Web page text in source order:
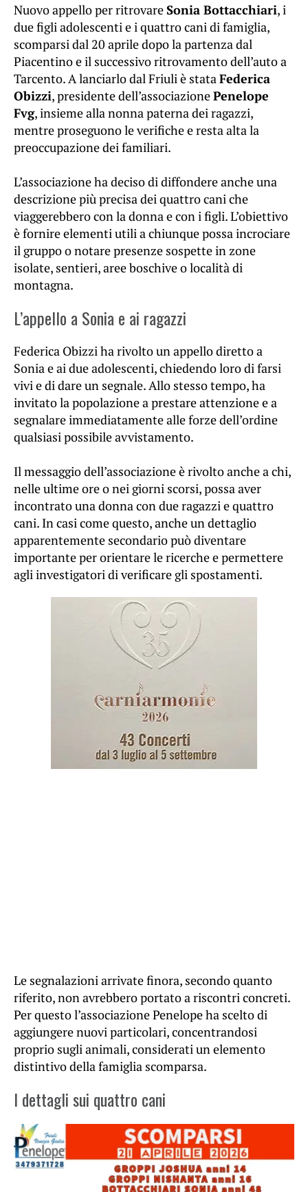
Nuovo appello per ritrovareSonia Bottacchiari, i
due figli adolescenti e i quattro cani di famiglia,
scomparsi dal 20 aprile dopo la partenza dal
Piacentino e il successivo ritrovamento dell’auto a
Tarcento. A lanciarlo dal Friuli è stata Federica
Obizzi, presidente dell’associazionePenelope
Fvg, insieme alla nonna paterna dei ragazzi,
mentre proseguono le verifiche e resta alta la
preoccupazione dei familiari.
L’associazione ha deciso di diffondere anche una
descrizione più precisa dei quattro cani che
viaggerebbero con la donna e con i figli. L’obiettivo
è fornire elementi utili a chiunque possa incrociare
il gruppo o notare presenze sospette in zone
isolate, sentieri, aree boschive o località di
montagna.
L’appello a Sonia e ai ragazzi
Federica Obizzi ha rivolto un appello diretto a
Sonia e ai due adolescenti, chiedendo loro di farsi
vivi e di dare un segnale. Allo stesso tempo, ha
invitato la popolazione a prestare attenzione e a
segnalare immediatamente alle forze dell’ordine
qualsiasi possibile avvistamento.
Il messaggio dell’associazione è rivolto anche a chi,
nelle ultime ore o nei giorni scorsi, possa aver
incontrato una donna con due ragazzi e quattro
cani. In casi come questo, anche un dettaglio
apparentemente secondario può diventare
importante per orientare le ricerche e permettere
agli investigatori di verificare gli spostamenti.
Le segnalazioni arrivate finora, secondo quanto
riferito, non avrebbero portato a riscontri concreti.
Per questo l’associazione Penelope ha scelto di
aggiungere nuovi particolari, concentrandosi
proprio sugli animali, considerati un elemento
distintivo della famiglia scomparsa.
I dettagli sui quattro cani